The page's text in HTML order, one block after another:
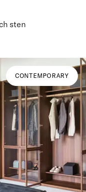
sten
CONTEMPORARY